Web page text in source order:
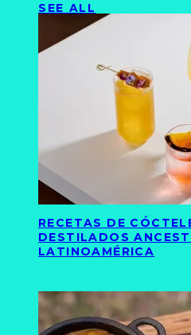
SEE ALL
RECETAS DE
DESTILADOS
LATINOAMÉRICA